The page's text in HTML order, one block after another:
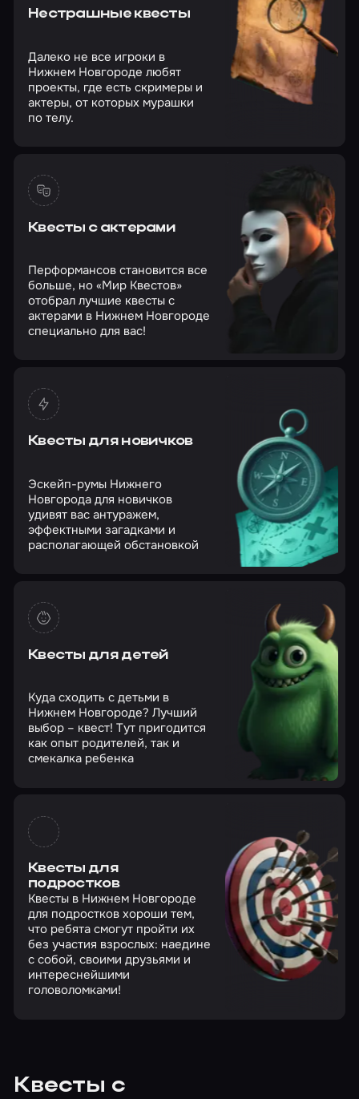
Нестрашные квесты
Далеко не все игроки в
Нижнем Новгороде любят
проекты, где есть скримеры и
актеры, от которых мурашки
по телу.
Квесты с актерами
Перформансов становится все
больше, но «Мир Квестов»
отобрал лучшие квесты с
актерами в Нижнем Новгороде
специально для вас!
Квесты для новичков
Эскейп-румы Нижнего
Новгорода для новичков
удивят вас антуражем,
эффектными загадками и
располагающей обстановкой
Квесты для детей
Куда сходить с детьми в
Нижнем Новгороде? Лучший
выбор – квест! Тут пригодится
как опыт родителей, так и
смекалка ребенка
Квесты для
подростков
Квесты в Нижнем Новгороде
для подростков хороши тем,
что ребята смогут пройти их
без участия взрослых: наедине
с собой, своими друзьями и
интереснейшими
головоломками!
Квесты с